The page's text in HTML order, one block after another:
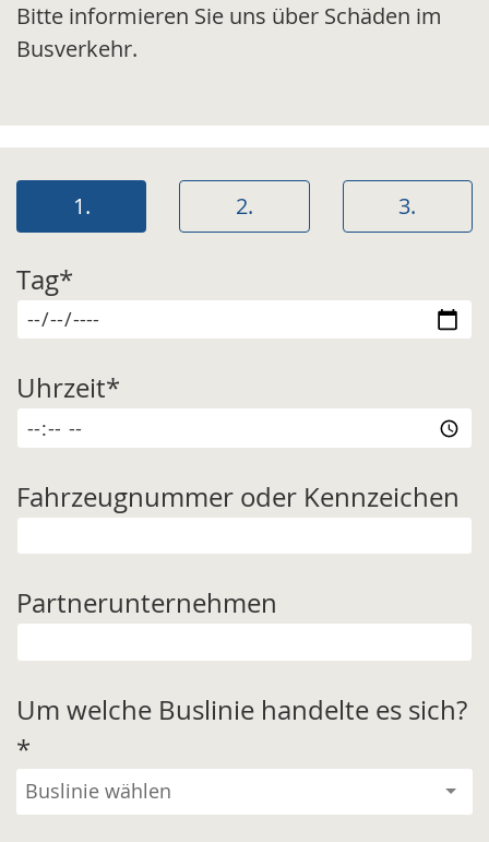
Bitte informieren Sie uns über Schäden im
Busverkehr.
1. 2. 3.
Tag*
Uhrzeit*
Fahrzeugnummer oder Kennzeichen
Partnerunternehmen
Um welche Buslinie handelte es sich?
*